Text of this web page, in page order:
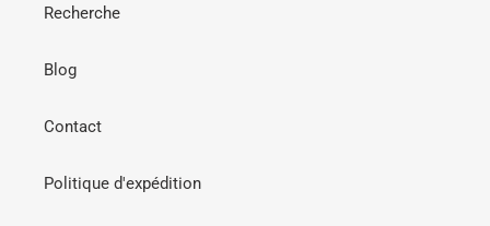
Recherche
Blog
Contact
Politique d'expédition